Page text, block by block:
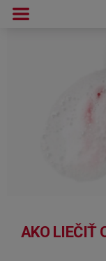
AKO LIEČIŤ